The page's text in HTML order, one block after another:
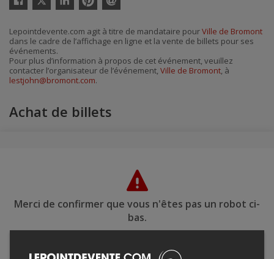
courriel
Lepointdevente.com agit à titre de mandataire pourVille de Bromont
dans le cadre de l’affichage en ligne et la vente de billets pour ses
événements.
Pour plus d’information à propos de cet événement, veuillez
contacter l’organisateur de l’événement, Ville de Bromont, à
lestjohn@bromont.com.
Achat de billets
Merci de confirmer que vous n'êtes pas un robot ci-
bas.